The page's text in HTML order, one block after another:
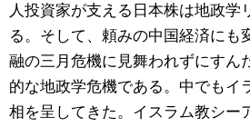
人投資家が支える日本株は地政学
る。そして、頼みの中国経済に
融の三月危機に見舞われずにすん
的な地政学危機である。中でもイ
相を呈してきた。イスラム教シー